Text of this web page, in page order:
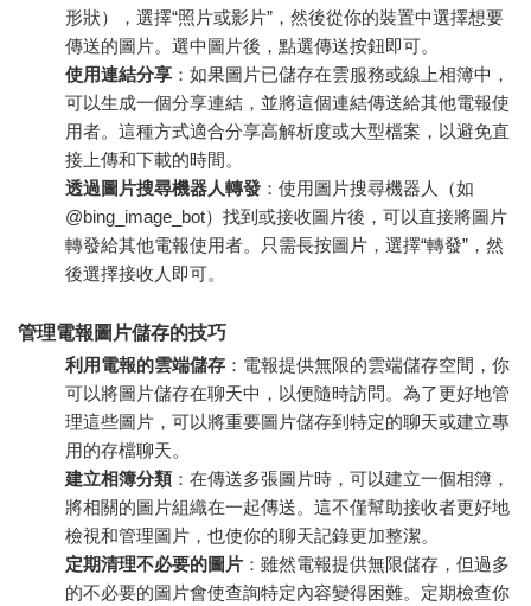
形狀），選擇“照片或影片”，然後從你的裝置中選擇想要
傳送的圖片。選中圖片後，點選傳送按鈕即可。
使用連結分享 ：如果圖片已儲存在雲服務或線上相簿中，
可以生成一個分享連結，並將這個連結傳送給其他電報使
用者。這種方式適合分享高解析度或大型檔案，以避免直
接上傳和下載的時間。
透過圖片搜尋機器人轉發 ：使用圖片搜尋機器人（如
@bing_image_bot）找到或接收圖片後，可以直接將圖片
轉發給其他電報使用者。只需長按圖片，選擇“轉發”，然
後選擇接收人即可。
管理電報圖片儲存的技巧
利用電報的雲端儲存 ：電報提供無限的雲端儲存空間，你
可以將圖片儲存在聊天中，以便隨時訪問。為了更好地管
理這些圖片，可以將重要圖片儲存到特定的聊天或建立專
用的存檔聊天。
建立相簿分類 ：在傳送多張圖片時，可以建立一個相簿，
將相關的圖片組織在一起傳送。這不僅幫助接收者更好地
檢視和管理圖片，也使你的聊天記錄更加整潔。
定期清理不必要的圖片 ：雖然電報提供無限儲存，但過多
的不必要的圖片會使查詢特定內容變得困難。定期檢查你